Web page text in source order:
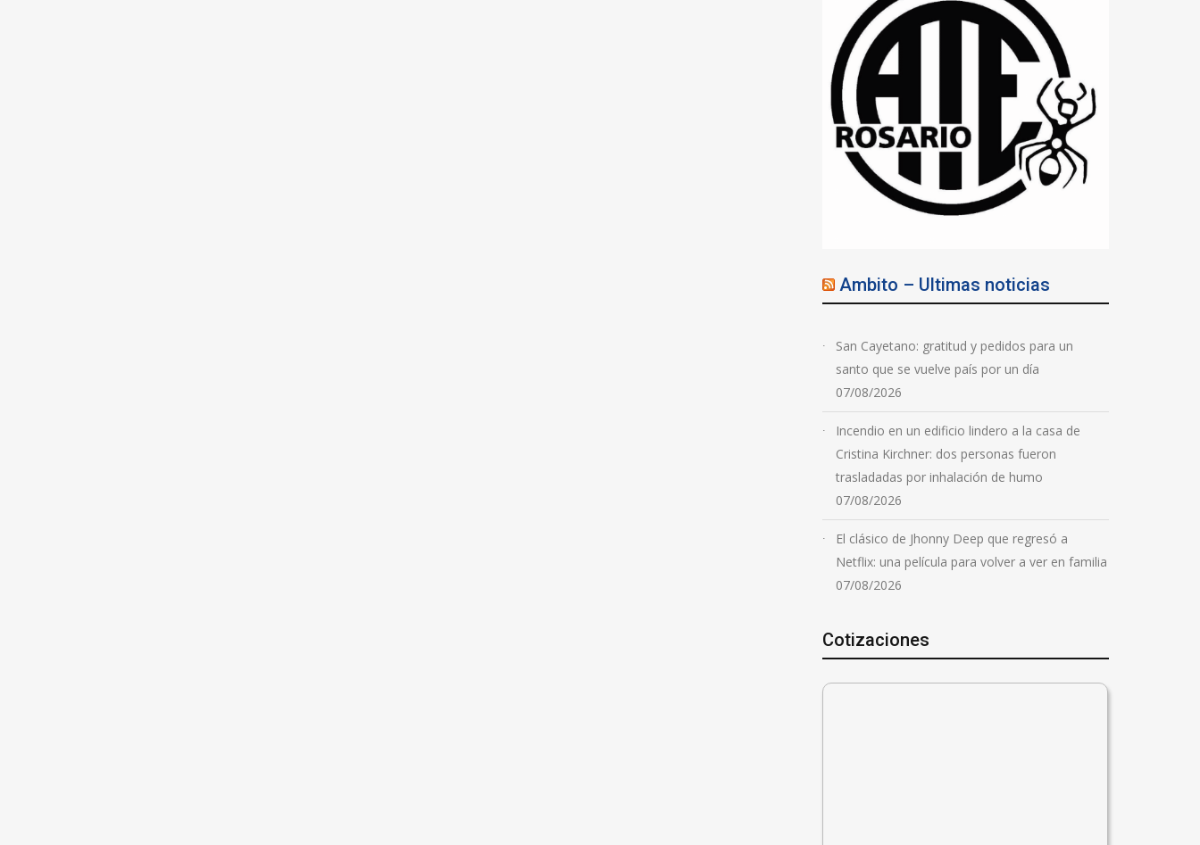
Ambito – Ultimas noticias
San Cayetano: gratitud y pedidos para un
santo que se vuelve país por un día
07/08/2026
Incendio en un edificio lindero a la casa de
Cristina Kirchner: dos personas fueron
trasladadas por inhalación de humo
07/08/2026
El clásico de Jhonny Deep que regresó a
Netflix: una película para volver a ver en familia
07/08/2026
Cotizaciones